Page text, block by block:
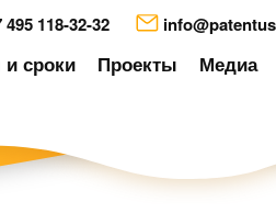
495 118-32-32
сроки Проекты Медиа